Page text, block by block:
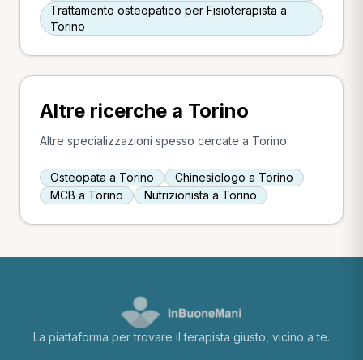
Trattamento osteopatico per Fisioterapista a
Torino
Altre ricerche a Torino
Altre specializzazioni spesso cercate a Torino.
Osteopata a Torino
Chinesiologo a Torino
MCB a Torino
Nutrizionista a Torino
La piattaforma per trovare il terapista giusto, vicino a te.